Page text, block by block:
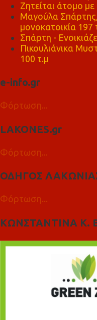
Ζητείται άτομο
Μαγούλα Σπάρτης,
μονοκατοικία 197
Σπάρτη -
Πικουλιάνικα
100 τ.μ
e-info.gr
Φόρτωση...
LAKONES.gr
Φόρτωση...
ΟΔΗΓΟΣ
Φόρτωση...
ΚΩΝΣΤΑΝΤΙΝΑ Κ.